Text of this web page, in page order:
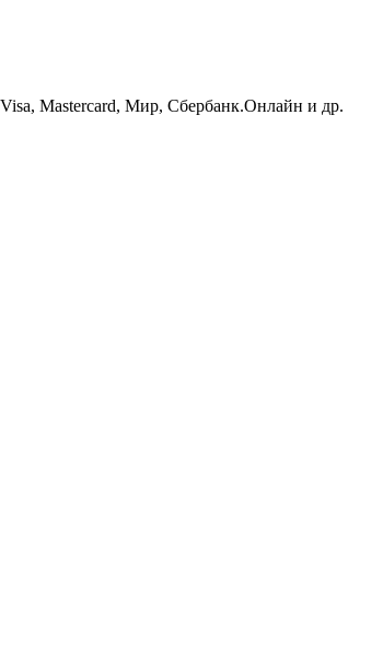
Mastercard, Мир, Сбербанк.Онлайн и др.